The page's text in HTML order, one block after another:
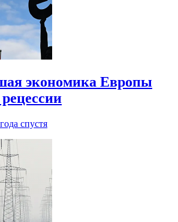
экономика Европы
спустя